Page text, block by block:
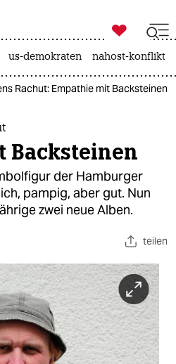
ich
ich

taz zahl ich
us-demokraten nahost-konflikt
Rachut: Empathie mit Backsteinen
Backsteinen
der Hamburger
pampig, aber gut. Nun
zwei neue Alben.
teilen